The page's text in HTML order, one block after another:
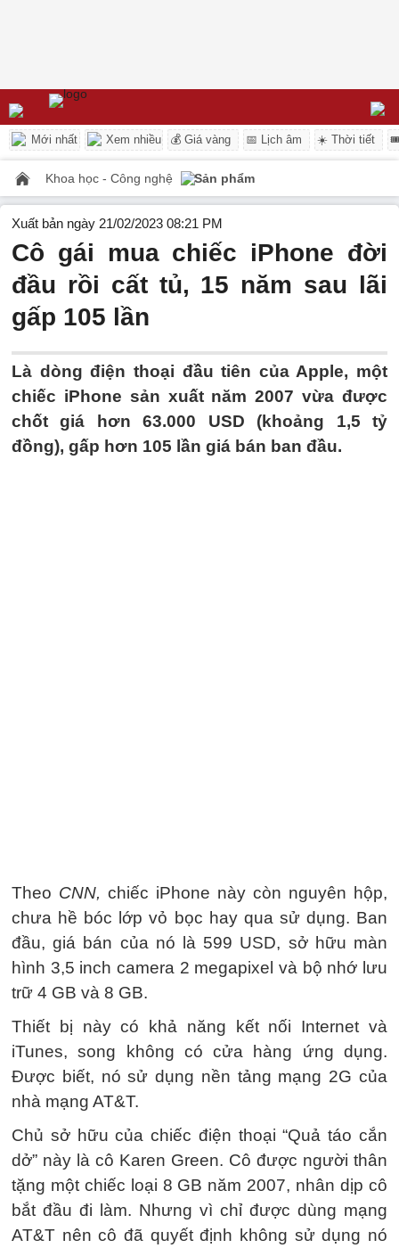
Mới nhất Xem nhiều 💰 Giá vàng 📅 Lịch âm ☀️ Thời tiết
Khoa học - Công nghệ Sản phẩm
Xuất bản ngày 21/02/2023 08:21 PM
Cô gái mua chiếc iPhone đời
đầu rồi cất tủ, 15 năm sau lãi
gấp 105 lần
Là dòng điện thoại đầu tiên của Apple, một
chiếc iPhone sản xuất năm 2007 vừa được
chốt giá hơn 63.000 USD (khoảng 1,5 tỷ
đồng), gấp hơn 105 lần giá bán ban đầu.
Theo CNN, chiếc iPhone này còn nguyên hộp,
chưa hề bóc lớp vỏ bọc hay qua sử dụng. Ban
đầu, giá bán của nó là 599 USD, sở hữu màn
hình 3,5 inch camera 2 megapixel và bộ nhớ lưu
trữ 4 GB và 8 GB.
Thiết bị này có khả năng kết nối Internet và
iTunes, song không có cửa hàng ứng dụng.
Được biết, nó sử dụng nền tảng mạng 2G của
nhà mạng AT&T.
Chủ sở hữu của chiếc điện thoại “Quả táo cắn
dở” này là cô Karen Green. Cô được người thân
tặng một chiếc loại 8 GB năm 2007, nhân dịp cô
bắt đầu đi làm. Nhưng vì chỉ được dùng mạng
AT&T nên cô đã quyết định không sử dụng nó